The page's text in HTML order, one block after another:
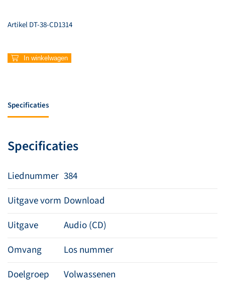
ArtikelDT-38-CD1314
384
door
uwe
aantal
In winkelwagen
Specificaties
Specificaties
Liednummer 384
Uitgave vorm Download
Uitgave
Audio (CD)
Omvang
Los nummer
Doelgroep
Volwassenen